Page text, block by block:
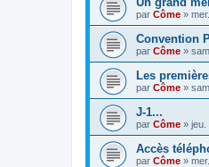
par Côme »
Convention
par Côme »
Les
par Côme »
J-1...
par Côme » jeu.
Accès
par Côme »